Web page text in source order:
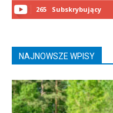
265 Subskrybujący
NAJNOWSZE WPISY